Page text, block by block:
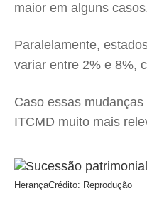
maior em alguns
Paralelamente,
variar entre 2% e 8%,
Caso essas
ITCMD muito mais
HerançaCrédito: Reprodução